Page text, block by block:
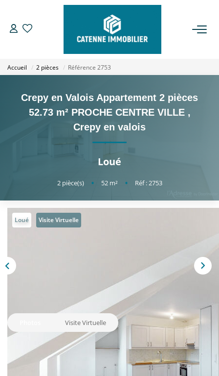
LOUER
ESTIMER
NOTRE AGENCE
Qui Sommes Nous
Notre Équipe
Accueil 2 pièces Référence 2753
Crepy en Valois Appartement 2 pièces
52.73 m² PROCHE CENTRE VILLE ,
Crepy en valois
Loué
2pièce(s) • 52m² • Réf : 2753
Loué Visite Virtuelle
Visite Virtuelle